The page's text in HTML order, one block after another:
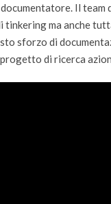
Il
ma anche
sforzo di
di ricerca